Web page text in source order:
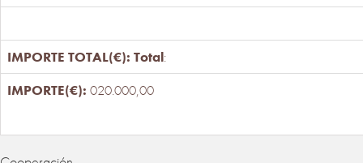
Total:
020.000,00